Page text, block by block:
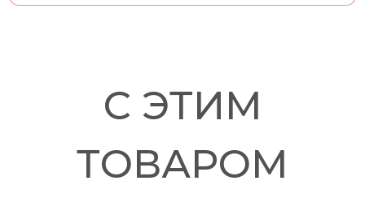
С ЭТИМ
ТОВАРОМ